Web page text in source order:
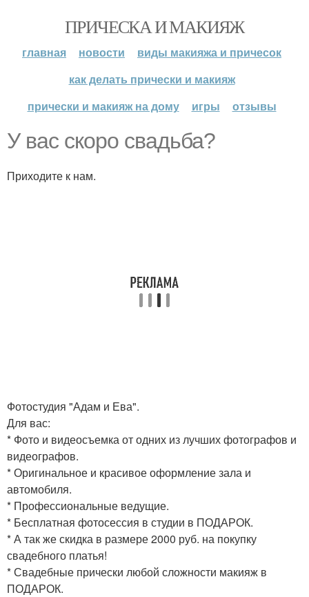
ПРИЧЕСКА И МАКИЯЖ
главная новости
виды макияжа и причесок
как делать прически и макияж
прически и макияж на дому
игры отзывы
У вас скоро свадьба?
Приходите к нам.
Фотостудия "Адам и Ева".
Для вас:
* Фото и видеосъемка от одних из лучших фотографов и
видеографов.
* Оригинальное и красивое оформление зала и
автомобиля.
* Профессиональные ведущие.
* Бесплатная фотосессия в студии в ПОДАРОК.
* А так же скидка в размере 2000 руб. на покупку
свадебного платья!
* Свадебные прически любой сложности макияж в
ПОДАРОК.